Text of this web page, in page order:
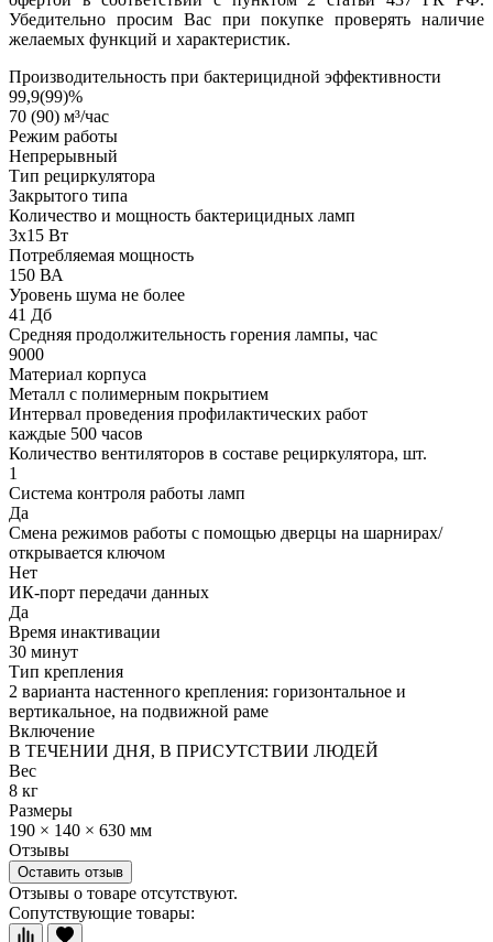
Убедительно просим Вас при покупке проверять наличие
желаемых функций и характеристик.
Производительность при бактерицидной эффективности
99,9(99)%
70 (90) м³/час
Режим работы
Непрерывный
Тип рециркулятора
Закрытого типа
Количество и мощность бактерицидных ламп
3х15 Вт
Потребляемая мощность
150 ВА
Уровень шума не более
41 Дб
Средняя продолжительность горения лампы, час
9000
Материал корпуса
Металл с полимерным покрытием
Интервал проведения профилактических работ
каждые 500 часов
Количество вентиляторов в составе рециркулятора, шт.
1
Система контроля работы ламп
Да
Смена режимов работы с помощью дверцы на шарнирах/
открывается ключом
Нет
ИК-порт передачи данных
Да
Время инактивации
30 минут
Тип крепления
2 варианта настенного крепления: горизонтальное и
вертикальное, на подвижной раме
Включение
В ТЕЧЕНИИ ДНЯ, В ПРИСУТСТВИИ ЛЮДЕЙ
Вес
8 кг
Размеры
190 × 140 × 630 мм
Отзывы
Оставить отзыв
Отзывы о товаре отсутствуют.
Сопутствующие товары: